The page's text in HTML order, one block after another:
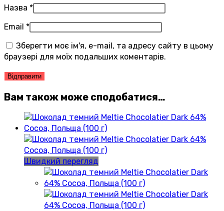
Назва *
Email *
Зберегти моє ім'я, e-mail, та адресу сайту в цьому
браузері для моїх подальших коментарів.
Вам також може сподобатися…
Швидкий перегляд